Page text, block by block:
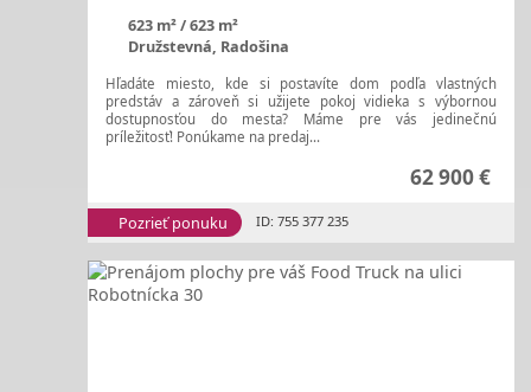
623 m²
623 m²
Družstevná, Radošina
Hľadáte miesto, kde si postavíte dom podľa vlastných
predstáv a zároveň si užijete pokoj vidieka s výbornou
dostupnosťou do mesta? Máme pre vás jedinečnú
príležitosť! Ponúkame na predaj...
62 900 €
Pozrieť ponuku ID: 755 377 235